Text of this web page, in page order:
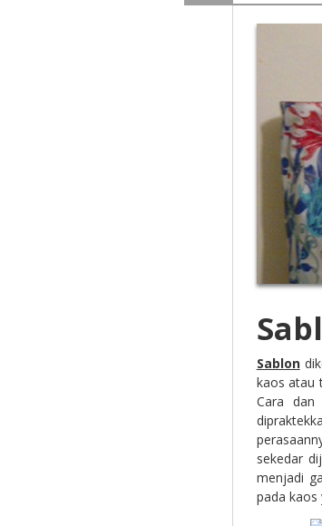
Sablon
kaos atau
Cara
sekedar
menjadi
pada kaos